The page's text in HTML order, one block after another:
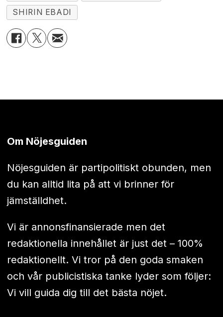
SHIRIN EBADI
Om Nöjesguiden
Nöjesguiden är partipolitiskt obunden, men
du kan alltid lita på att vi brinner för
jämställdhet.
Vi är annonsfinansierade men det
redaktionella innehållet är just det – 100%
redaktionellt. Vi tror på den goda smaken
och vår publicistiska tanke lyder som följer:
Vi vill guida dig till det bästa nöjet.